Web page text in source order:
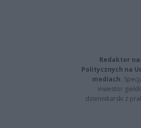
Redaktor
Politycznych na
mediach.
inwestor
dziennikarski z